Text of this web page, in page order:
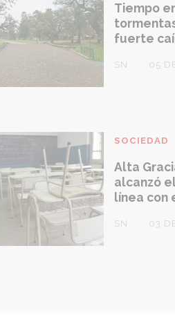
Tiempo
fuerte
SN 05
Alta
alcanzó
línea con
SN
SOCIEDAD
03